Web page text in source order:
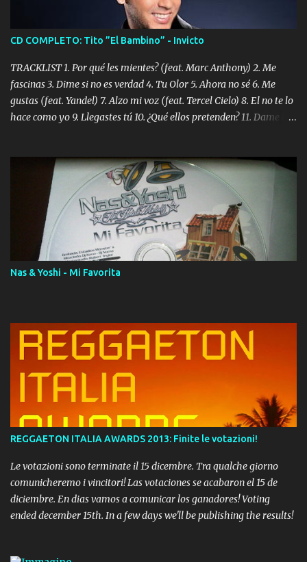
CD COMPLETO: Tito ”El Bambino” - Invicto
TRACKLIST 1. Por qué les mientes? (feat. Marc Anthony) 2. Me
fascinas 3. Dime si no es verdad 4. Tu Olor 5. Ahora no sé 6. Me
gustas (feat. Yandel) 7. Alzo mi voz (feat. Tercel Cielo) 8. El no te lo
hace como yo 9. Llegastes tú 10. ¿Qué ellos pretenden? 11. Dame la
Digital Booklet – Invicto ----------------------------- Nota:
Album proposto al massimo della qualità in formato iTunes Plus
AAC M4A; comprato su iTunes e a disposizione vostra per il
download. REGGAETON ITALIA Nosotros Somos Los Del
Momento!
Nas & Yoshi - Mi Favorita
REGGAETON ITALIA AWARDS 2013: Finite le votazioni!
Le votazioni sono terminate il 15 dicembre. Tra qualche giorno
comunicheremo i vincitori! Las votaciones se acabaron el 15 de
diciembre. En dias vamos a comunicar los ganadores! Voting
ended december 15th. In a few days we'll be publishing the results!